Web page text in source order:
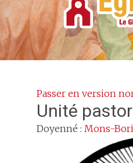
Passer en version
Unité
Doyenné : Mons-